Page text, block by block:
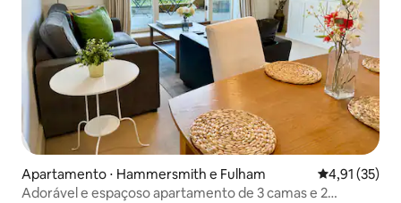
Apartamento ⋅ Hammersmith e Fulham 4,91 de uma
4,91 (35)
Adorável e espaçoso apartamento de 3 camas e 2